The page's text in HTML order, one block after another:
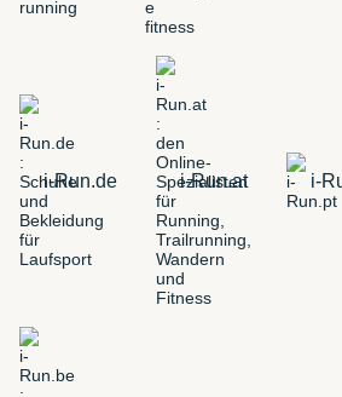
i-Run.de i-Run.at i-